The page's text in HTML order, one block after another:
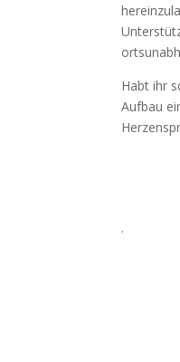
Habt ihr
Aufbau
.